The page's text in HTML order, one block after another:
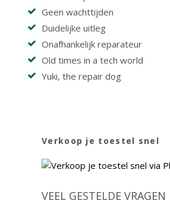
Geen wachttijden
Duidelijke uitleg
Onafhankelijk reparateur
Old times in a tech world
Yuki, the repair dog
Verkoop je toestel snel
VEEL GESTELDE VRAGEN